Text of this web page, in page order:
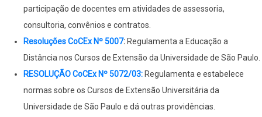
participação de docentes em atividades de assessoria,
consultoria, convênios e contratos.
Resoluções CoCEx Nº 5007: Regulamenta a Educação a
Distância nos Cursos de Extensão da Universidade de São Paulo.
RESOLUÇÃO CoCEx Nº 5072/03: Regulamenta e estabelece
normas sobre os Cursos de Extensão Universitária da
Universidade de São Paulo e dá outras providências.